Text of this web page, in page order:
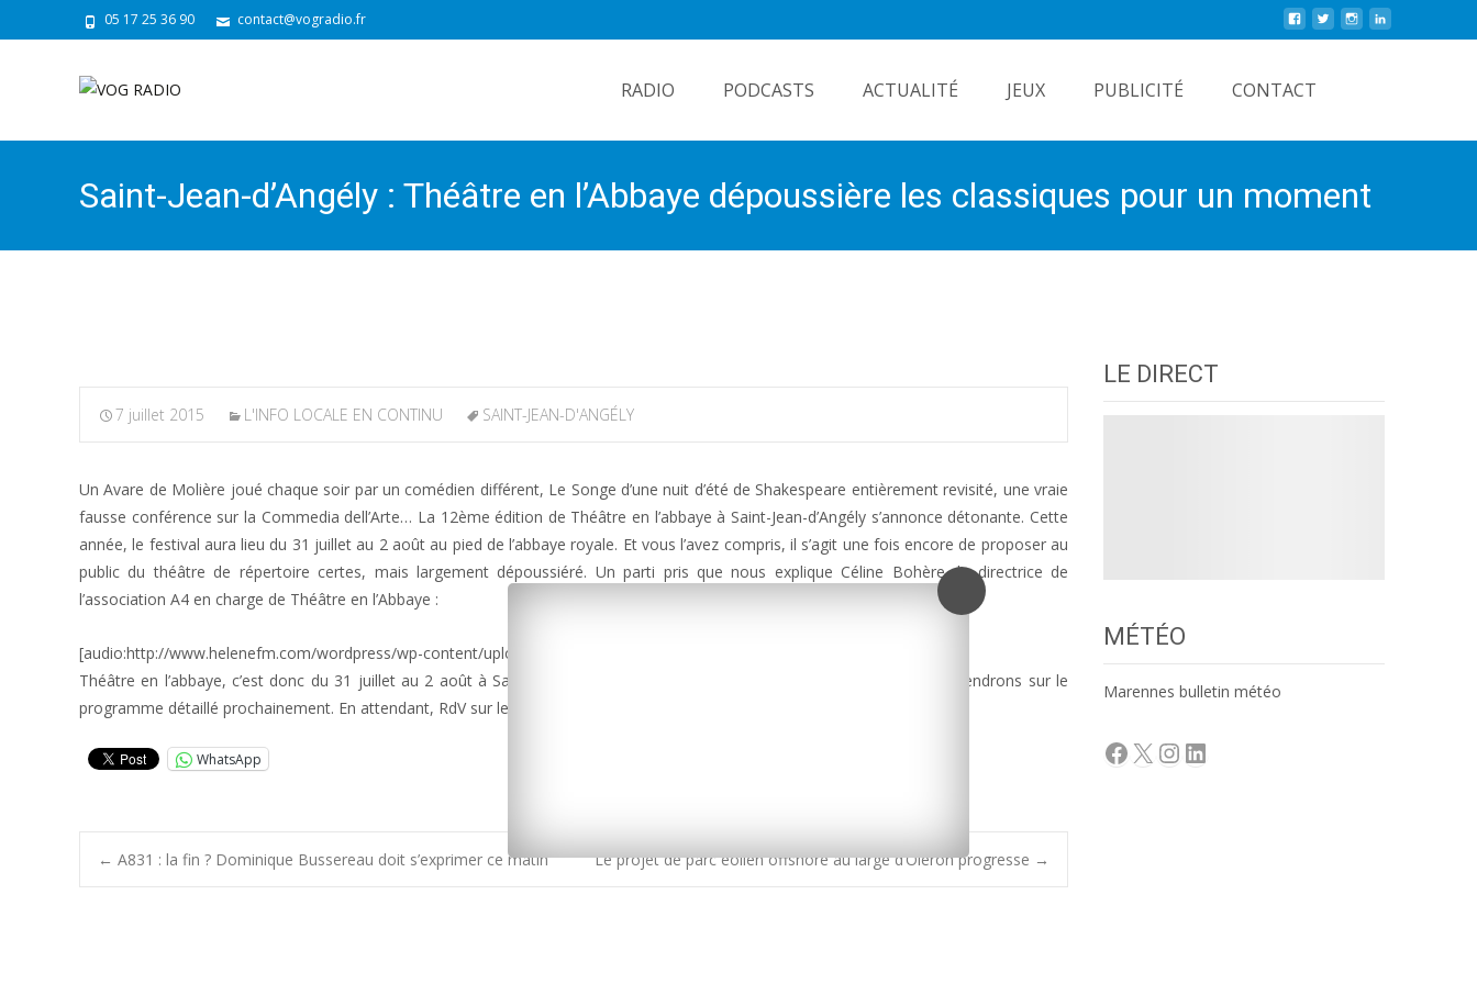
05 17 25 36 90 contact@vogradio.fr
RADIO PODCASTS ACTUALITÉ JEUX PUBLICITÉ CONTACT
Saint-Jean-d’Angély : Théâtre en l’Abbaye dépoussière les classiques pour un moment
7 juillet 2015 L'INFO LOCALE EN CONTINU SAINT-JEAN-D'ANGÉLY
Un Avare de Molière joué chaque soir par un comédien différent, Le Songe d’une nuit d’été de Shakespeare entièrement revisité, une vraie
fausse conférence sur la Commedia dell’Arte… La 12ème édition de Théâtre en l’abbaye à Saint-Jean-d’Angély s’annonce détonante. Cette
année, le festival aura lieu du 31 juillet au 2 août au pied de l’abbaye royale. Et vous l’avez compris, il s’agit une fois encore de proposer au
public du théâtre de répertoire certes, mais largement dépoussiéré. Un parti pris que nous explique Céline Bohère, la directrice de
l’association A4 en charge de Théâtre en l’Abbaye :
[audio:http://www.helenefm.com/wordpress/wp-content/uploads/2015/07/bohere-220615.mp3]
Théâtre en l’abbaye, c’est donc du 31 juillet au 2 août à Saint-Jean-d’Angély, un festival labellisé Sites en scène. Nous reviendrons sur le
programme détaillé prochainement. En attendant, RdV sur le site www.spectaclevivanta4.fr
WhatsApp
Post
← A831 : la fin ? Dominique Bussereau doit s’exprimer ce matin Le projet de parc éolien offshore au large d’Oléron progresse →
LE DIRECT
MÉTÉO
Marennes bulletin météo
Facebook
X Instagram
LinkedIn